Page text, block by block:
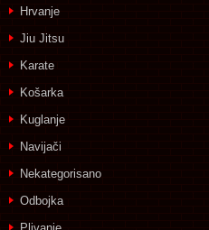
Hrvanje
Jiu Jitsu
Karate
Košarka
Kuglanje
Navijači
Nekategorisano
Odbojka